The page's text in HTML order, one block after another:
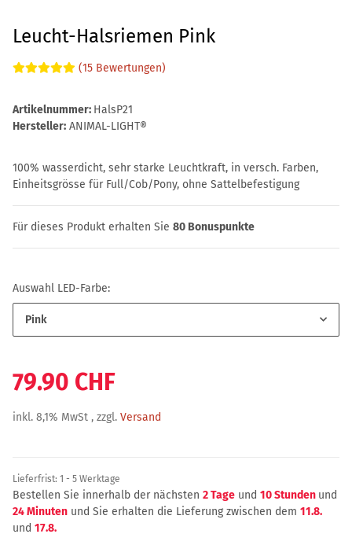
Leucht-Halsriemen Pink
(15 Bewertungen)
Artikelnummer: HalsP21
Hersteller: ANIMAL-LIGHT®
100% wasserdicht, sehr starke Leuchtkraft, in versch. Farben,
Einheitsgrösse für Full/Cob/Pony, ohne Sattelbefestigung
Für dieses Produkt erhalten Sie 80 Bonuspunkte
Auswahl LED-Farbe:
Pink
79.90 CHF
inkl. 8,1% MwSt , zzgl. Versand
Lieferfrist: 1 - 5 Werktage
Bestellen Sie innerhalb der nächsten 2 Tage und 10 Stunden und
24 Minuten und Sie erhalten die Lieferung zwischen dem 11.8.
und 17.8.